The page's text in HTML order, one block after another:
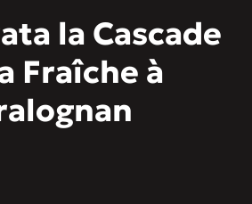
la Cascade
Fraîche à